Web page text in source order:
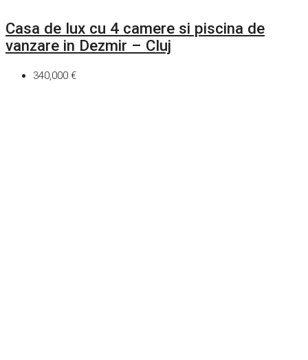
Casa de lux cu 4 camere si piscina de
vanzare in Dezmir – Cluj
340,000 €